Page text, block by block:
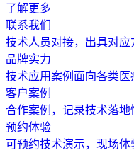
了解更多
联系我们
技术人员对接，出具对应
品牌实力
技术应用案例面向各类医
客户案例
合作案例，记录技术落地
预约体验
可预约技术演示，现场体